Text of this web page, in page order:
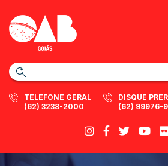
TELEFONE GERAL
(62) 3238-2000
DISQUE
(62) 99976-